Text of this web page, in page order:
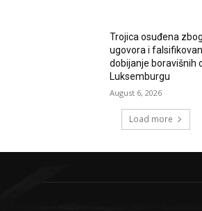
Trojica osuđena
ugovora i
dobijanje boravišnih
Luksemburgu
August 6, 2026
Load more